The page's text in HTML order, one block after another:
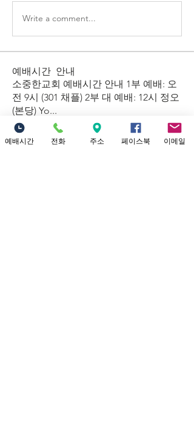
Write a comment...
예배시간 안내
​소중한교회 예배시간 안내 1부 예배: 오
전 9시 (301 채플) 2부 대 예배: 12시 정오
(본당) Yo...
더보기
예배시간 전화 주소 페이스북 이메일